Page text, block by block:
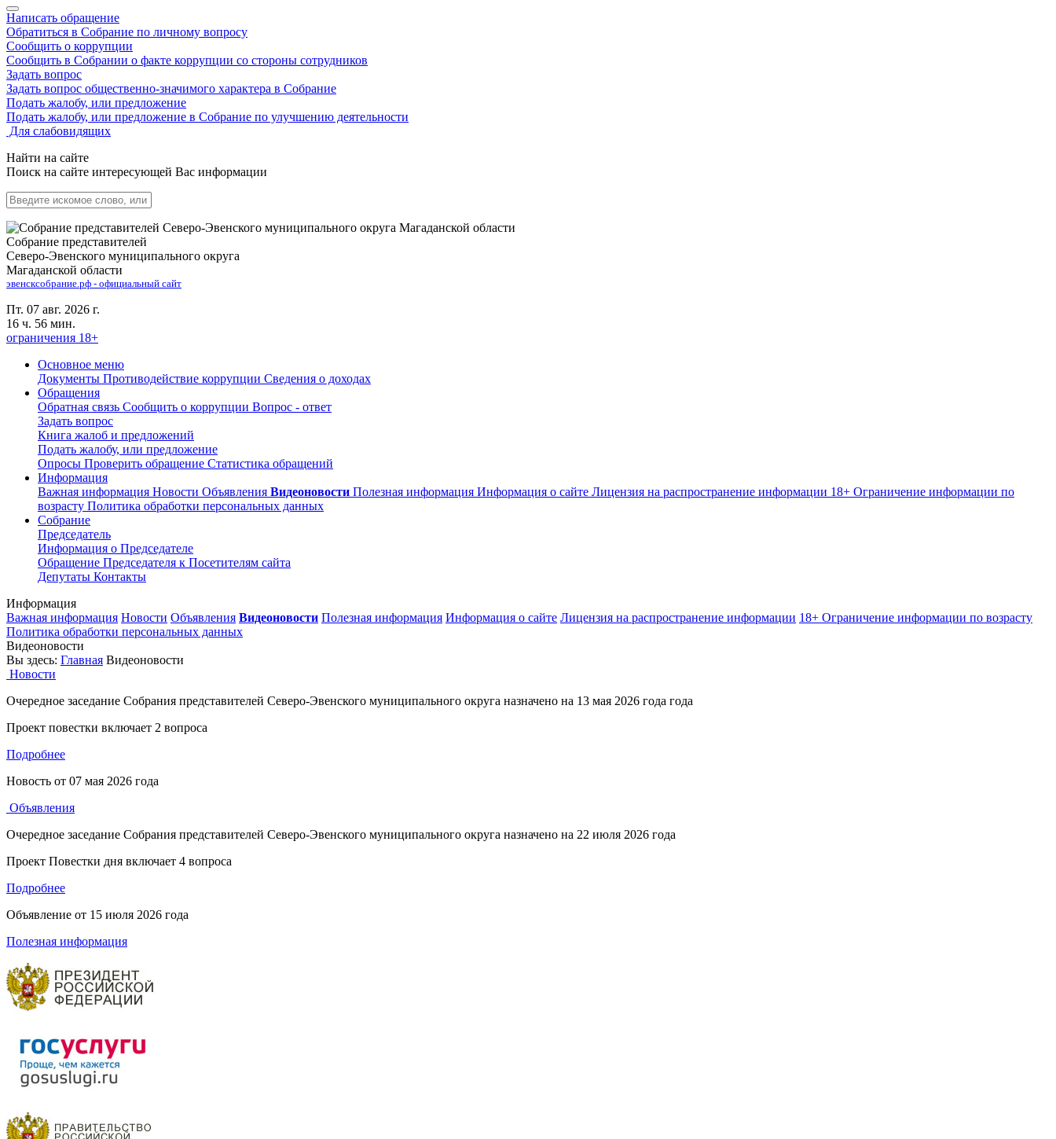
Написать обращение
Обратиться в Собрание по личному вопросу
Сообщить о коррупции
Сообщить в Собрании о факте коррупции со стороны сотрудников
Задать вопрос
Задать вопрос общественно-значимого характера в Собрание
Подать жалобу, или предложение
Подать жалобу, или предложение в Собрание по улучшению деятельности
Для слабовидящих
Найти на сайте
Поиск на сайте интересующей Вас информации
Собрание представителей
Северо-Эвенского муниципального округа
Магаданской области
эвенсксобрание.рф - официальный сайт
Пт. 07 авг. 2026 г.
16 ч. 56 мин.
ограничения 18+
Основное меню
Документы Противодействие коррупции Сведения о доходах
Обращения
Обратная связь Сообщить о коррупции Вопрос - ответ
Задать вопрос
Книга жалоб и предложений
Подать жалобу, или предложение
Опросы Проверить обращение Статистика обращений
Информация
Важная информация Новости Объявления Видеоновости Полезная информация Информация о сайте Лицензия на распространение информации 18+ Ограничение информации по
возрасту Политика обработки персональных данных
Собрание
Председатель
Информация о Председателе
Обращение Председателя к Посетителям сайта
Депутаты Контакты
Информация
Важная информация Новости Объявления Видеоновости Полезная информация Информация о сайте Лицензия на распространение информации 18+ Ограничение информации по возрасту
Политика обработки персональных данных
Видеоновости
Вы здесь: Главная Видеоновости
Новости
Очередное заседание Собрания представителей Северо-Эвенского муниципального округа назначено на 13 мая 2026 года года
Проект повестки включает 2 вопроса
Подробнее
Новость от 07 мая 2026 года
Объявления
Очередное заседание Собрания представителей Северо-Эвенского муниципального округа назначено на 22 июля 2026 года
Проект Повестки дня включает 4 вопроса
Подробнее
Объявление от 15 июля 2026 года
Полезная информация